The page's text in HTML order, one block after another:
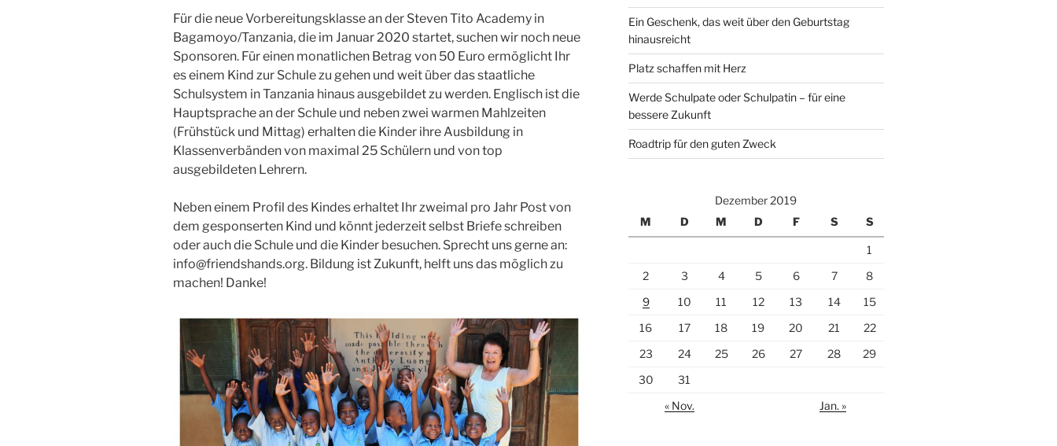
Für die neue Vorbereitungsklasse an der Steven Tito Academy in
Bagamoyo/Tanzania, die im Januar 2020 startet, suchen wir noch neue
Sponsoren. Für einen monatlichen Betrag von 50 Euro ermöglicht Ihr
es einem Kind zur Schule zu gehen und weit über das staatliche
Schulsystem in Tanzania hinaus ausgebildet zu werden. Englisch ist die
Hauptsprache an der Schule und neben zwei warmen Mahlzeiten
(Frühstück und Mittag) erhalten die Kinder ihre Ausbildung in
Klassenverbänden von maximal 25 Schülern und von top
ausgebildeten Lehrern.
Neben einem Profil des Kindes erhaltet Ihr zweimal pro Jahr Post von
dem gesponserten Kind und könnt jederzeit selbst Briefe schreiben
oder auch die Schule und die Kinder besuchen. Sprecht uns gerne an:
info@friendshands.org. Bildung ist Zukunft, helft uns das möglich zu
machen! Danke!
Ein Geschenk, das weit über den Geburtstag
hinausreicht
Platz schaffen mit Herz
Werde Schulpate oder Schulpatin – für eine
bessere Zukunft
Roadtrip für den guten Zweck
Dezember 2019
M
D M D F S S
1
2
3 4 5 6 7
8
9
10 11 12 13 14
15
16
17 18 19 20 21
22
23
24 25 26 27 28
29
30
31
« Nov.
Jan. »